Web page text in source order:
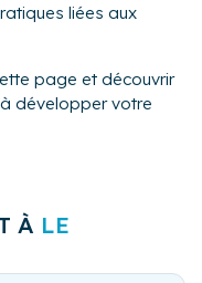
liées aux
page et découvrir
développer votre
À LE